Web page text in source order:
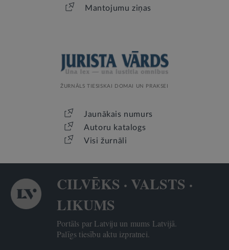
Mantojumu ziņas
ŽURNĀLS TIESISKAI DOMAI UN PRAKSEI
Jaunākais numurs
Autoru katalogs
Visi žurnāli
CILVĒKS · VALSTS ·
LIKUMS
Portāls par Latviju un mums Latvijā.
Palīgs tiesību aktu izpratnei.